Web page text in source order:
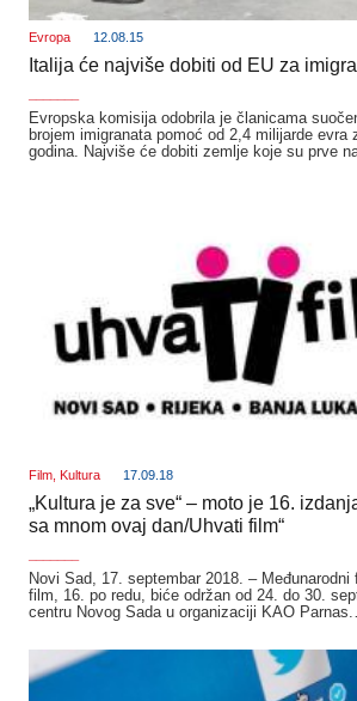
Evropa 12.08.15
Italija će najviše dobiti od EU za
Evropska komisija odobrila je članicama
brojem imigranata pomoć od 2,4 milijarde evra
godina. Najviše će dobiti zemlje koje su prve
Film Kultura 17.09.18
„Kultura je za sve“ – moto je 16.
sa mnom ovaj dan/Uhvati film“
Novi Sad, 17. septembar 2018. –
film, 16. po redu, biće održan od 24. do 30.
centru Novog Sada u organizaciji KAO